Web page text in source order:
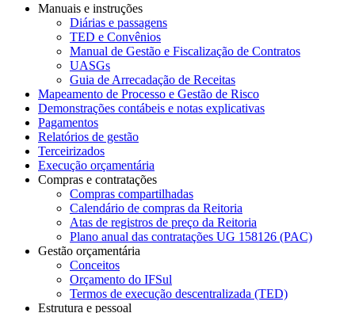
Manuais e instruções
Diárias e passagens
TED e Convênios
Manual de Gestão e Fiscalização de Contratos
UASGs
Guia de Arrecadação de Receitas
Mapeamento de Processo e Gestão de Risco
Demonstrações contábeis e notas explicativas
Pagamentos
Relatórios de gestão
Terceirizados
Execução orçamentária
Compras e contratações
Compras compartilhadas
Calendário de compras da Reitoria
Atas de registros de preço da Reitoria
Plano anual das contratações UG 158126 (PAC)
Gestão orçamentária
Conceitos
Orçamento do IFSul
Termos de execução descentralizada (TED)
Estrutura e pessoal